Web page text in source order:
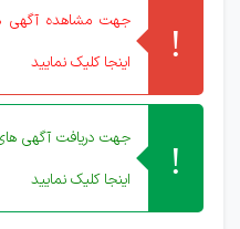
جهت مشاهده آگهی
اینجا کلیک نمایید
جهت دریافت آگهی
اینجا کلیک نمایید